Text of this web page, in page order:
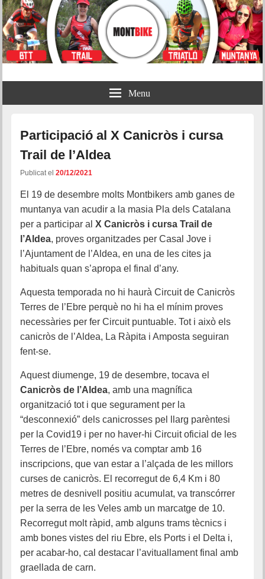
Montbike Menu
Participació al X Canicròs i cursa
Trail de l’Aldea
Publicat el20/12/2021
El 19 de desembre molts Montbikers amb ganes de
muntanya van acudir a la masia Pla dels Catalana
per a participar alX Canicròs i cursa Trail de
l’Aldea, proves organitzades per Casal Jove i
l’Ajuntament de l’Aldea, en una de les cites ja
habituals quan s’apropa el final d’any.
Aquesta temporada no hi haurà Circuit de Canicròs
Terres de l’Ebre perquè no hi ha el mínim proves
necessàries per fer Circuit puntuable. Tot i això els
canicròs de l’Aldea, La Ràpita i Amposta seguiran
fent-se.
Aquest diumenge, 19 de desembre, tocava el
Canicròs de l’Aldea, amb una magnífica
organització tot i que segurament per la
“desconnexió” dels canicrosses pel llarg parèntesi
per la Covid19 i per no haver-hi Circuit oficial de les
Terres de l’Ebre, només va comptar amb 16
inscripcions, que van estar a l’alçada de les millors
curses de canicròs. El recorregut de 6,4 Km i 80
metres de desnivell positiu acumulat, va transcórrer
per la serra de les Veles amb un marcatge de 10.
Recorregut molt ràpid, amb alguns trams tècnics i
amb bones vistes del riu Ebre, els Ports i el Delta i,
per acabar-ho, cal destacar l’avituallament final amb
graellada de carn.